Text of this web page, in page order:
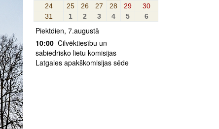
24
25 26 27 28 29
30
31
1 2 3 4 5 6
Piektdien, 7.augustā
10:00 Cilvēktiesību un
sabiedrisko lietu komisijas
Latgales apakškomisijas sēde